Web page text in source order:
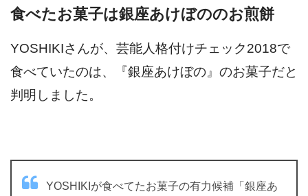
食べたお菓子は銀座あけぼののお煎餅
YOSHIKIさんが、芸能人格付けチェック2018で
食べていたのは、『銀座あけぼの』のお菓子だと
判明しました。
YOSHIKIが食べてたお菓子の有力候補「銀座あ